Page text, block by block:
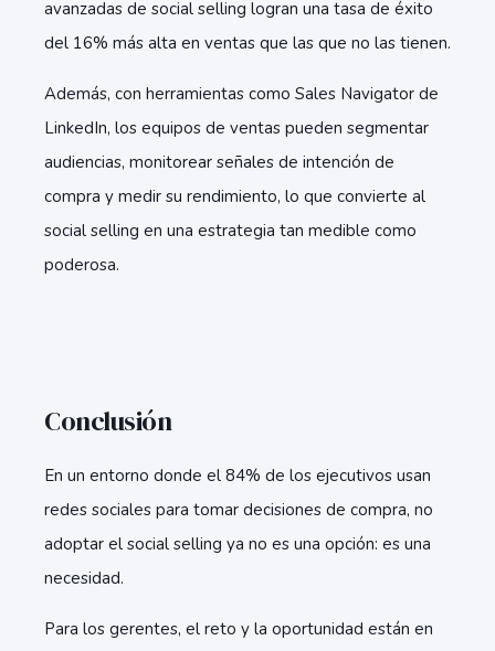
avanzadas de social selling logran una tasa de éxito
del 16% más alta en ventas que las que no las tienen.
Además, con herramientas como Sales Navigator de
LinkedIn, los equipos de ventas pueden segmentar
audiencias, monitorear señales de intención de
compra y medir su rendimiento, lo que convierte al
social selling en una estrategia tan medible como
poderosa.
Conclusión
En un entorno donde el 84% de los ejecutivos usan
redes sociales para tomar decisiones de compra, no
adoptar el social selling ya no es una opción: es una
necesidad.
Para los gerentes, el reto y la oportunidad están en